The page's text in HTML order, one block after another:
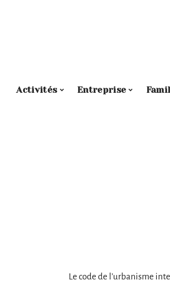
Activités Entreprise
Le code de l’urbanisme